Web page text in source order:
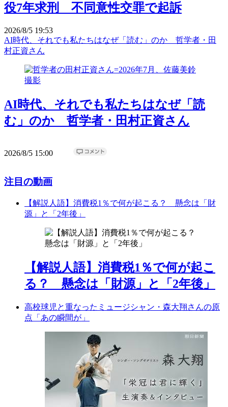
役7年求刑 不同意性交罪で起訴
2026/8/5 19:53
AI時代、それでも私たちはなぜ「読む」のか 哲学者・田
村正資さん
AI時代、それでも私たちはなぜ「読
む」のか 哲学者・田村正資さん
2026/8/5 15:00
注目の動画
【解説人語】消費税1％で何が起こる？ 懸念は「財
源」と「2年後」
【解説人語】消費税1％で何が起こ
る？ 懸念は「財源」と「2年後」
高校球児と重なったミュージシャン・森大翔さんの原
点「あの瞬間が」